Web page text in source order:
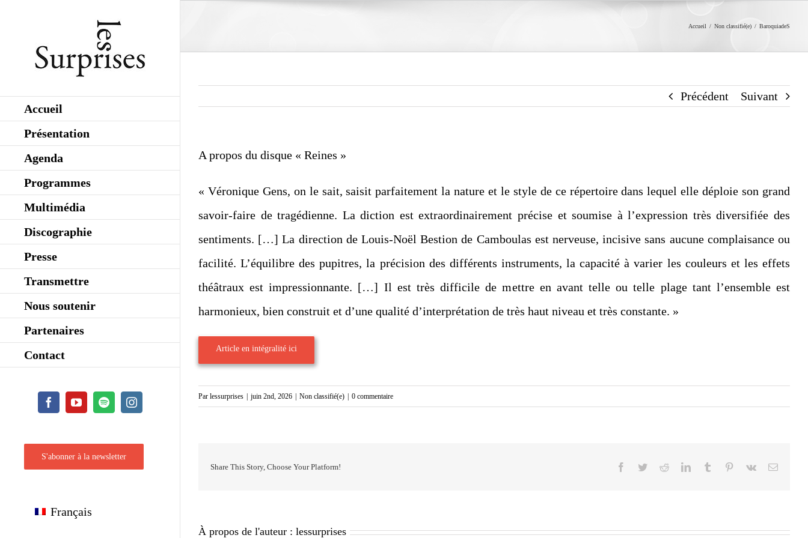
Accueil
Présentation
Agenda
Programmes
Multimédia
Discographie
Presse
Transmettre
Nous soutenir
Partenaires
Contact
FacebookYouTubeSpotifyInstagram
S'abonner à la newsletter
Français
Accueil / Non classifié(e) / BaroquiadeS
Précédent Suivant
A propos du disque « Reines »
« Véronique Gens, on le sait, saisit parfaitement la nature et le style de ce répertoire dans lequel elle déploie son grand
savoir-faire de tragédienne. La diction est extraordinairement précise et soumise à l’expression très diversifiée des
sentiments. […] La direction de Louis-Noël Bestion de Camboulas est nerveuse, incisive sans aucune complaisance ou
facilité. L’équilibre des pupitres, la précision des différents instruments, la capacité à varier les couleurs et les effets
théâtraux est impressionnante. […] Il est très difficile de mettre en avant telle ou telle plage tant l’ensemble est
harmonieux, bien construit et d’une qualité d’interprétation de très haut niveau et très constante. »
Article en intégralité ici
Par lessurprises juin 2nd, 2026 Non classifié(e) 0 commentaire
Share This Story, Choose Your Platform! Facebook
TwitterRedditLinkedInTumblr Pinterest
Vk Email
À propos de l'auteur : lessurprises